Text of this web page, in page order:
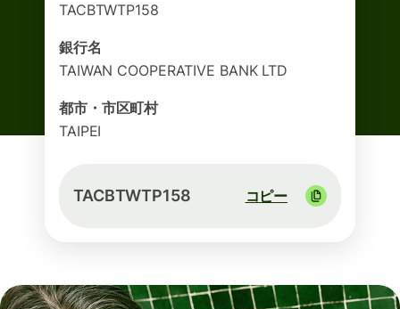
TACBTWTP158
銀行名
TAIWAN COOPERATIVE BANK LTD
都市・市区町村
TAIPEI
TACBTWTP158 コピー